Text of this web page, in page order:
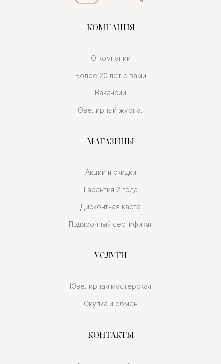
КОМПАНИЯ
О компании
Более 20 лет с вами
Вакансии
Ювелирный журнал
МАГАЗИНЫ
Акции и скидки
Гарантия 2 года
Дисконтная карта
Подарочный сертификат
УСЛУГИ
Ювелирная мастерская
Скупка и обмен
КОНТАКТЫ